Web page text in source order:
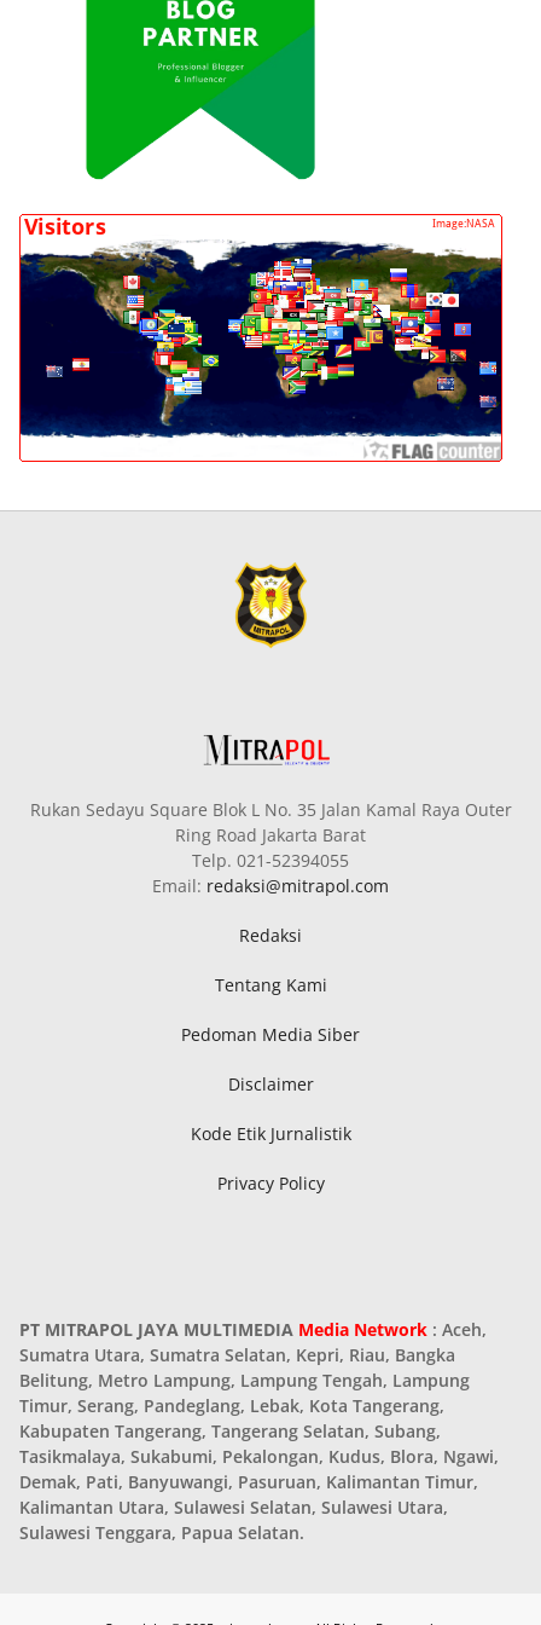
Rukan Sedayu Square Blok L No. 35 Jalan Kamal Raya Outer
Ring Road Jakarta Barat
Telp. 021-52394055
Email: redaksi@mitrapol.com
Redaksi
Tentang Kami
Pedoman Media Siber
Disclaimer
Kode Etik Jurnalistik
Privacy Policy
PT MITRAPOL JAYA MULTIMEDIA Media Network : Aceh,
Sumatra Utara, Sumatra Selatan, Kepri, Riau, Bangka
Belitung, Metro Lampung, Lampung Tengah, Lampung
Timur, Serang, Pandeglang, Lebak, Kota Tangerang,
Kabupaten Tangerang, Tangerang Selatan, Subang,
Tasikmalaya, Sukabumi, Pekalongan, Kudus, Blora, Ngawi,
Demak, Pati, Banyuwangi, Pasuruan, Kalimantan Timur,
Kalimantan Utara, Sulawesi Selatan, Sulawesi Utara,
Sulawesi Tenggara, Papua Selatan.